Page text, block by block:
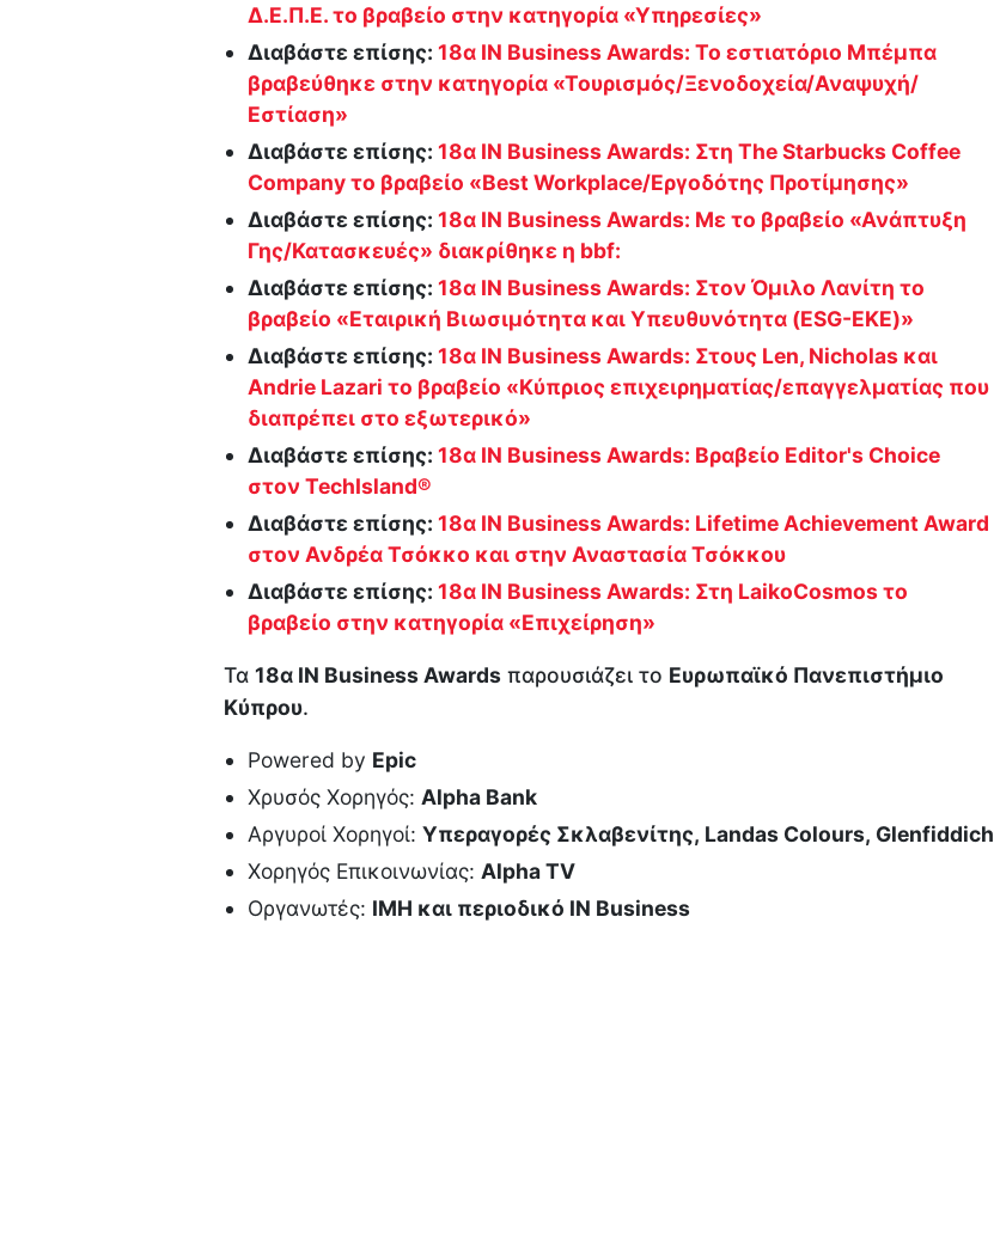
Δ.Ε.Π.Ε. το βραβείο στην κατηγορία «Υπηρεσίες»
Διαβάστε επίσης: 18α IN Business Awards: Το εστιατόριο Μπέμπα
βραβεύθηκε στην κατηγορία «Τουρισμός/Ξενοδοχεία/Αναψυχή/
Εστίαση»
Διαβάστε επίσης: 18α IN Business Awards: Στη The Starbucks Coffee
Company το βραβείο «Best Workplace/Εργοδότης Προτίμησης»
Διαβάστε επίσης: 18α IN Business Awards: Με το βραβείο «Ανάπτυξη
Γης/Κατασκευές» διακρίθηκε η bbf:
Διαβάστε επίσης: 18α IN Business Awards: Στον Όμιλο Λανίτη το
βραβείο «Εταιρική Βιωσιμότητα και Υπευθυνότητα (ESG-EKE)»
Διαβάστε επίσης: 18α IN Business Awards: Στους Len, Nicholas και
Andrie Lazari το βραβείο «Κύπριος επιχειρηματίας/επαγγελματίας που
διαπρέπει στο εξωτερικό»
Διαβάστε επίσης: 18α IN Business Awards: Βραβείο Editor's Choice
στον TechIsland®
Διαβάστε επίσης: 18α IN Business Awards: Lifetime Achievement Award
στον Ανδρέα Τσόκκο και στην Αναστασία Τσόκκου
Διαβάστε επίσης: 18α IN Business Awards: Στη LaikoCosmos το
βραβείο στην κατηγορία «Επιχείρηση»
Τα 18α ΙΝ Βusiness Awards παρουσιάζει το Ευρωπαϊκό Πανεπιστήμιο
Κύπρου.
Powered by Epic
Χρυσός Χορηγός: Alpha Bank
Αργυροί Χορηγοί: Υπεραγορές Σκλαβενίτης, Landas Colours, Glenfiddich
Χορηγός Επικοινωνίας: Alpha TV
Οργανωτές: ΙΜΗ και περιοδικό IN Business